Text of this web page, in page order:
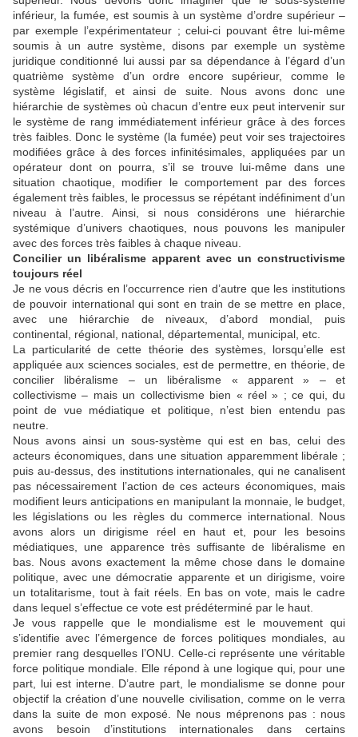
inférieur, la fumée, est soumis à un système d’ordre supérieur –
par exemple l’expérimentateur ; celui-ci pouvant être lui-même
soumis à un autre système, disons par exemple un système
juridique conditionné lui aussi par sa dépendance à l’égard d’un
quatrième système d’un ordre encore supérieur, comme le
système législatif, et ainsi de suite. Nous avons donc une
hiérarchie de systèmes où chacun d’entre eux peut intervenir sur
le système de rang immédiatement inférieur grâce à des forces
très faibles. Donc le système (la fumée) peut voir ses trajectoires
modifiées grâce à des forces infinitésimales, appliquées par un
opérateur dont on pourra, s’il se trouve lui-même dans une
situation chaotique, modifier le comportement par des forces
également très faibles, le processus se répétant indéfiniment d’un
niveau à l’autre. Ainsi, si nous considérons une hiérarchie
systémique d’univers chaotiques, nous pouvons les manipuler
avec des forces très faibles à chaque niveau.
Concilier un libéralisme apparent avec un constructivisme
toujours réel
Je ne vous décris en l’occurrence rien d’autre que les institutions
de pouvoir international qui sont en train de se mettre en place,
avec une hiérarchie de niveaux, d’abord mondial, puis
continental, régional, national, départemental, municipal, etc.
La particularité de cette théorie des systèmes, lorsqu’elle est
appliquée aux sciences sociales, est de permettre, en théorie, de
concilier libéralisme – un libéralisme « apparent » – et
collectivisme – mais un collectivisme bien « réel » ; ce qui, du
point de vue médiatique et politique, n’est bien entendu pas
neutre.
Nous avons ainsi un sous-système qui est en bas, celui des
acteurs économiques, dans une situation apparemment libérale ;
puis au-dessus, des institutions internationales, qui ne canalisent
pas nécessairement l’action de ces acteurs économiques, mais
modifient leurs anticipations en manipulant la monnaie, le budget,
les législations ou les règles du commerce international. Nous
avons alors un dirigisme réel en haut et, pour les besoins
médiatiques, une apparence très suffisante de libéralisme en
bas. Nous avons exactement la même chose dans le domaine
politique, avec une démocratie apparente et un dirigisme, voire
un totalitarisme, tout à fait réels. En bas on vote, mais le cadre
dans lequel s’effectue ce vote est prédéterminé par le haut.
Je vous rappelle que le mondialisme est le mouvement qui
s’identifie avec l’émergence de forces politiques mondiales, au
premier rang desquelles l’ONU. Celle-ci représente une véritable
force politique mondiale. Elle répond à une logique qui, pour une
part, lui est interne. D’autre part, le mondialisme se donne pour
objectif la création d’une nouvelle civilisation, comme on le verra
dans la suite de mon exposé. Ne nous méprenons pas : nous
avons besoin d’institutions internationales dans certains